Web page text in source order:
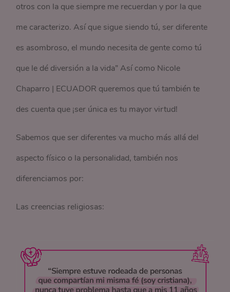
otros con la que siempre me recuerdan y por la que
me caracterizo. Así que sigue siendo tú, ser diferente
es asombroso, el mundo necesita de gente como tú
que le dé diversión a la vida” Así como Nicole
Chaparro | ECUADOR queremos que tú también te
des cuenta que ¡ser única es tu mayor virtud!
Sabemos que ser diferentes va mucho más allá del
aspecto físico o la personalidad, también nos
diferenciamos por:
Las creencias religiosas: